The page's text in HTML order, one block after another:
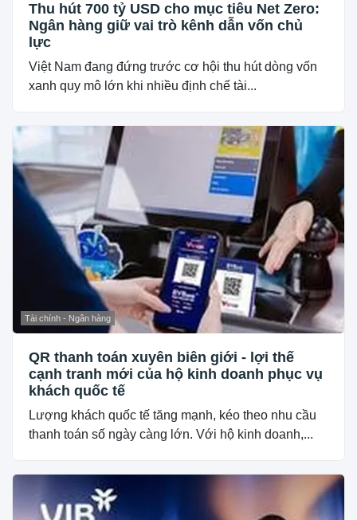
Thu hút 700 tỷ USD cho mục tiêu Net Zero:
Ngân hàng giữ vai trò kênh dẫn vốn chủ
lực
Việt Nam đang đứng trước cơ hội thu hút dòng vốn
xanh quy mô lớn khi nhiều định chế tài...
Tài chính - Ngân hàng
QR thanh toán xuyên biên giới - lợi thế
cạnh tranh mới của hộ kinh doanh phục vụ
khách quốc tế
Lượng khách quốc tế tăng mạnh, kéo theo nhu cầu
thanh toán số ngày càng lớn. Với hộ kinh doanh,...